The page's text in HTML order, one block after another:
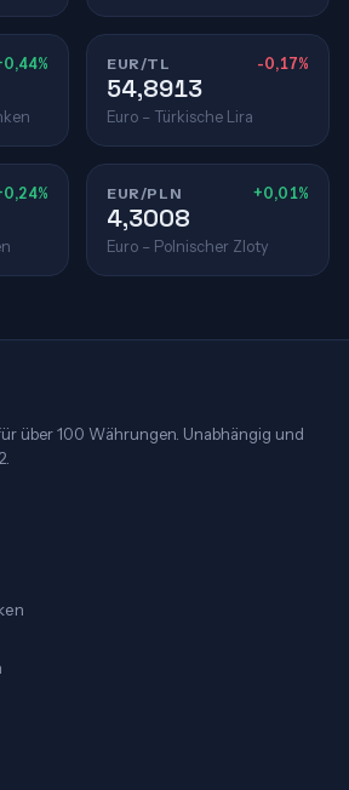
EUR/TL -0,17%
54,8913
Euro – Türkische Lira
EUR/PLN +0,01%
4,3008
Euro – Polnischer Zloty
über 100 Währungen. Unabhängig und